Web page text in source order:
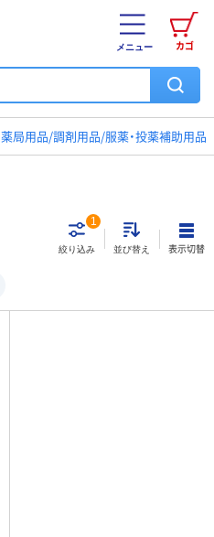
カゴ
メニュー
薬局用品/調剤用品/服薬・投薬補助用品
絞り込み
1
並び替え 表示切替